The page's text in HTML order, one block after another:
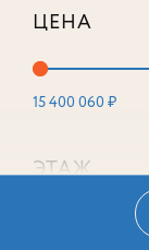
ЦЕНА
15 400 060 ₽
ЭТАЖ